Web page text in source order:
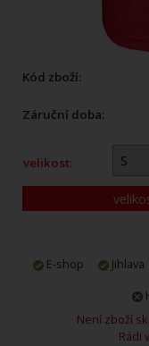
Kód zboží:
Záruční doba:
velikost:
E-shop Jihlava
Není zboží
Rádi